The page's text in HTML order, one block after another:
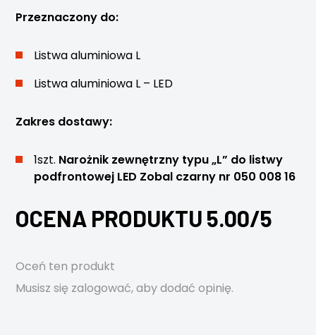
Przeznaczony do:
Listwa aluminiowa L
Listwa aluminiowa L – LED
Zakres dostawy:
1szt. Narożnik zewnętrzny typu „L” do listwy
podfrontowej LED Zobal czarny nr 050 008 16
OCENA PRODUKTU 5.00/5
Oceń ten produkt
Musisz się zalogować, aby dodać opinię.